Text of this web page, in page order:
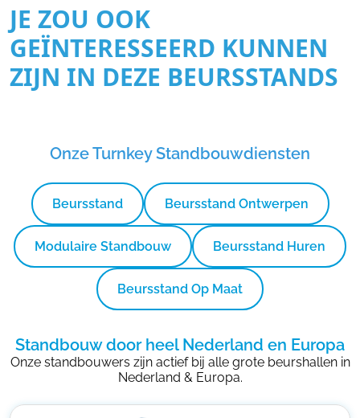
JE ZOU OOK
GEÏNTERESSEERD KUNNEN
ZIJN IN DEZE BEURSSTANDS
Onze Turnkey Standbouwdiensten
Beursstand Beursstand Ontwerpen
Modulaire Standbouw Beursstand Huren
Beursstand Op Maat
Standbouw door heel Nederland en Europa
Onze standbouwers zijn actief bij alle grote beurshallen in
Nederland & Europa.